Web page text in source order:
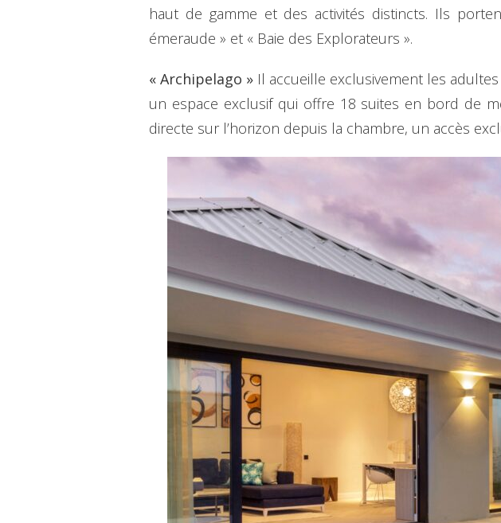
haut de gamme et des activités distincts. Ils
émeraude » et « Baie des Explorateurs ».
« Archipelago » Il accueille exclusivement les
un espace exclusif qui offre 18 suites en bord de
directe sur l’horizon depuis la chambre, un accès